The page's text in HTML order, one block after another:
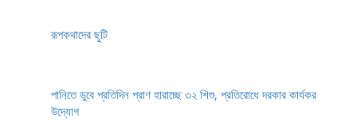
রূপকথাদের ছুটি
পানিতে ডুবে প্রতিদিন প্রাণ হারাচ্ছে ৩২ শিশু, প্রতিরোধে দরকার কার্যকর
উদ্যোগ